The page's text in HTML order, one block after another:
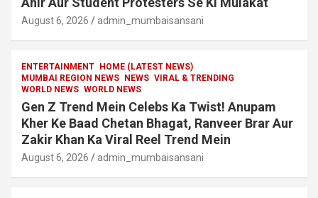
August 6, 2026 admin_mumbaisansani
ENTERTAINMENT
HOME (LATEST NEWS)
MUMBAI REGION NEWS
NEWS VIRAL & TRENDING
WORLD NEWS WORLD NEWS
Gen Z Trend Mein Celebs Ka Twist! Anupam
Kher Ke Baad Chetan Bhagat, Ranveer Brar Aur
Zakir Khan Ka Viral Reel Trend Mein
August 6, 2026 admin_mumbaisansani